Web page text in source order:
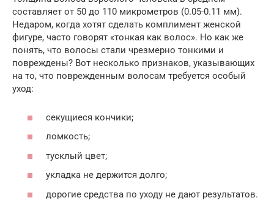
составляет от 50 до 110 микрометров (0.05-0.11 мм).
Недаром, когда хотят сделать комплимент женской
фигуре, часто говорят «тонкая как волос». Но как же
понять, что волосы стали чрезмерно тонкими и
повреждены? Вот несколько признаков, указывающих
на то, что поврежденным волосам требуется особый
уход:
секущиеся кончики;
ломкость;
тусклый цвет;
укладка не держится долго;
дорогие средства по уходу не дают результатов.